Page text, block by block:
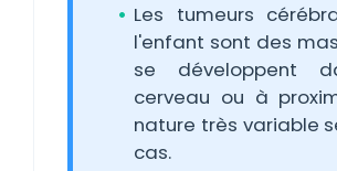
Les tumeurs
l'enfant sont des
se développent
cerveau ou à
nature très variable
cas.